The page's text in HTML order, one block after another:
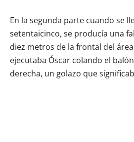
En la segunda parte cuando se
setentaicinco, se producía una
diez metros de la frontal del
ejecutaba Óscar colando el
derecha, un golazo que